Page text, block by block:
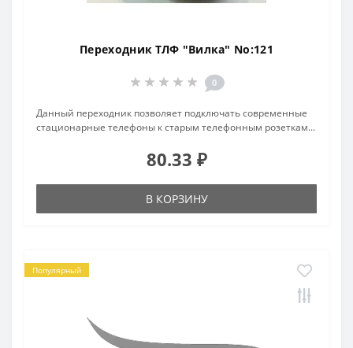
Переходник ТЛФ "Вилка" No:121
0
Данный переходник позволяет подключать современные
стационарные телефоны к старым телефонным розеткам...
80.33 ₽
В КОРЗИНУ
Популярный